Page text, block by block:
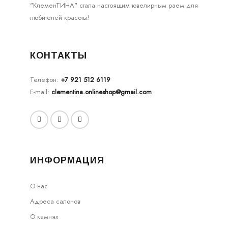
"КлеменТИНА" стала настоящим ювелирным раем для
любителей красоты!
КОНТАКТЫ
Телефон: +7 921 512 6119
E-mail: clementina.onlineshop@gmail.com
ИНФОРМАЦИЯ
О нас
Адреса салонов
О камнях